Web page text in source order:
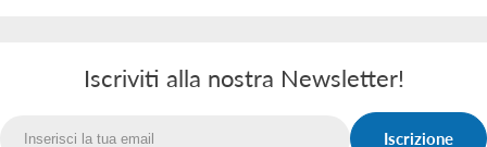
Iscriviti alla nostra Newsletter!
Iscrizione